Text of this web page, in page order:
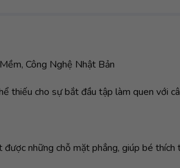
Công Nghệ Nhật Bản
thiếu cho sự bắt đầu tập làm quen với
những chỗ mặt phẳng, giúp bé